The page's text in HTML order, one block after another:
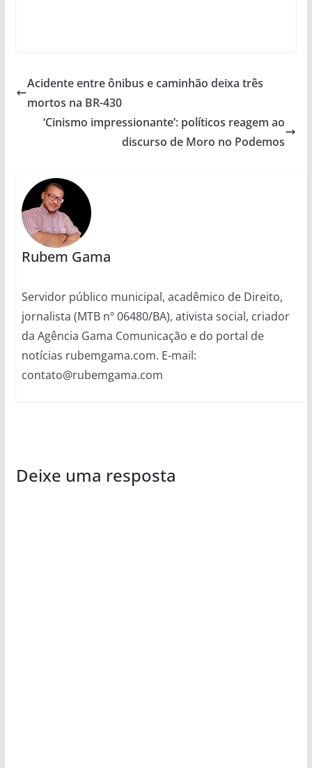
Acidente entre ônibus e caminhão deixa três
mortos na BR-430
‘Cinismo impressionante’: políticos reagem ao
discurso de Moro no Podemos
Rubem Gama
Servidor público municipal, acadêmico de Direito,
jornalista (MTB nº 06480/BA), ativista social, criador
da Agência Gama Comunicação e do portal de
notícias rubemgama.com. E-mail:
contato@rubemgama.com
Deixe uma resposta